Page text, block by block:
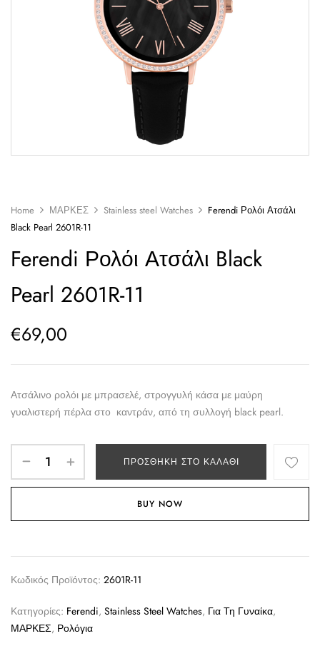
Home ΜΑΡΚΕΣ Stainless steel Watches
Ferendi Ρολόι Ατσάλι
Black Pearl 2601R-11
Ferendi Ρολόι Ατσάλι Black
Pearl 2601R-11
€69,00
Ατσάλινο ρολόι με μπρασελέ, στρογγυλή κάσα με μαύρη
γυαλιστερή πέρλα στο καντράν, από τη συλλογή black pearl.
ΠΡΟΣΘΉΚΗ ΣΤΟ ΚΑΛΆΘΙ
BUY NOW
Κωδικός Προϊόντος: 2601R-11
Κατηγορίες: Ferendi, Stainless Steel Watches, Για Τη Γυναίκα,
ΜΑΡΚΕΣ, Ρολόγια